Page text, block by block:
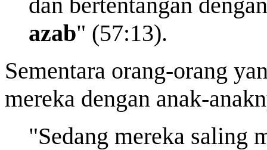
azab" (57:13).
Sementara orang-orang
mereka dengan anak-
"Sedang mereka saling